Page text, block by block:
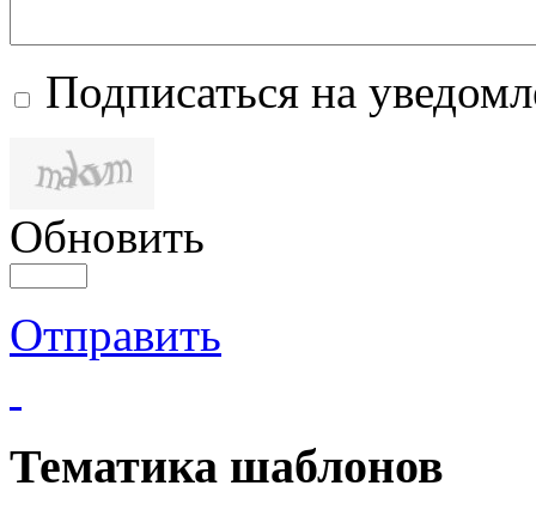
Подписаться на
Обновить
Отправить
Тематика шаблонов